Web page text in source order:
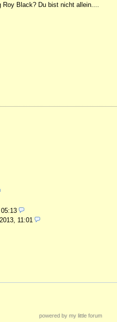
Black? Du bist nicht allein....
11:01
powered by my little forum